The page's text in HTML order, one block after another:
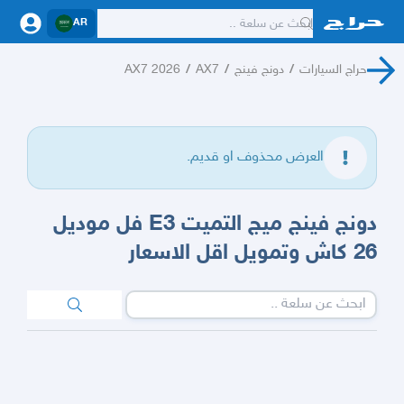
AR
حراج السيارات / دونج فينج /
AX7
/
AX7 2026
العرض محذوف او قديم.
دونج فينج ميج التميت E3 فل موديل
26 كاش وتمويل اقل الاسعار